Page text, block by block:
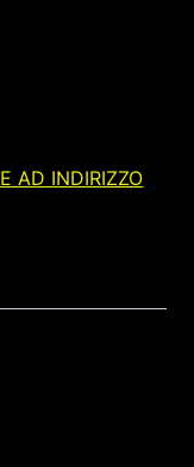
AD INDIRIZZO